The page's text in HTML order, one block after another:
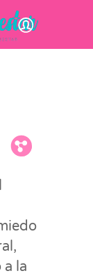
Fb.
Tw.
Pin.
la